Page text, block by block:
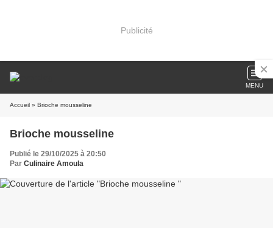
Publicité
MENU
Accueil » Brioche mousseline
Brioche mousseline
Publié le 29/10/2025 à 20:50
Par Culinaire Amoula